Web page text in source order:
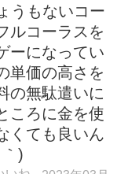
うもないコー
ルコーラスを
ーになってい
単価の高さを
の無駄遣いに
ころに金を使
くても良いん
)